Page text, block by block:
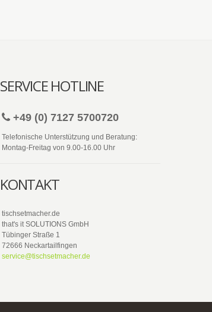
SERVICE HOTLINE
+49 (0) 7127 5700720
Telefonische Unterstützung und Beratung:
Montag-Freitag von 9.00-16.00 Uhr
KONTAKT
tischsetmacher.de
that's it SOLUTIONS GmbH
Tübinger Straße 1
72666 Neckartailfingen
service@tischsetmacher.de